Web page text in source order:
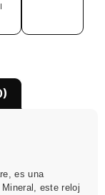
es una
este reloj